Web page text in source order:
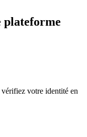
plateforme
votre identité en